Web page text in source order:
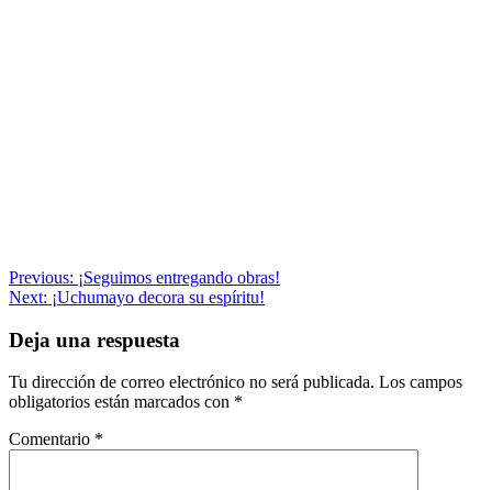
Navegación
de
entradas
Previous: ¡Seguimos entregando obras!
Next: ¡Uchumayo decora su espíritu!
Deja una respuesta
Tu dirección de correo electrónico no será publicada. Los campos
obligatorios están marcados con *
Comentario *